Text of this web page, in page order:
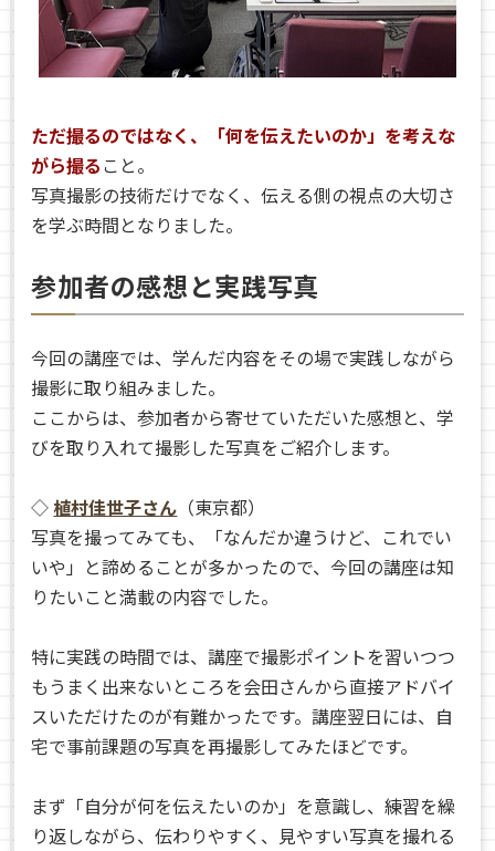
ただ撮るのではなく、「何を伝えたいのか」を考えな
がら撮る こと。
写真撮影の技術だけでなく、伝える側の視点の大切さ
を学ぶ時間となりました。
参加者の感想と実践写真
今回の講座では、学んだ内容をその場で実践しながら
撮影に取り組みました。
ここからは、参加者から寄せていただいた感想と、学
びを取り入れて撮影した写真をご紹介します。
◇植村佳世子さん （東京都）
写真を撮ってみても、「なんだか違うけど、これでい
いや」と諦めることが多かったので、今回の講座は知
りたいこと満載の内容でした。
特に実践の時間では、講座で撮影ポイントを習いつつ
もうまく出来ないところを会田さんから直接アドバイ
スいただけたのが有難かったです。講座翌日には、自
宅で事前課題の写真を再撮影してみたほどです。
まず「自分が何を伝えたいのか」を意識し、練習を繰
り返しながら、伝わりやすく、見やすい写真を撮れる